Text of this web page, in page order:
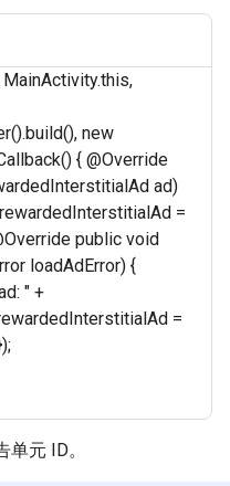
new
{ @Override
ad)
=
public void
loadAdError) {
" +
=
元 ID。